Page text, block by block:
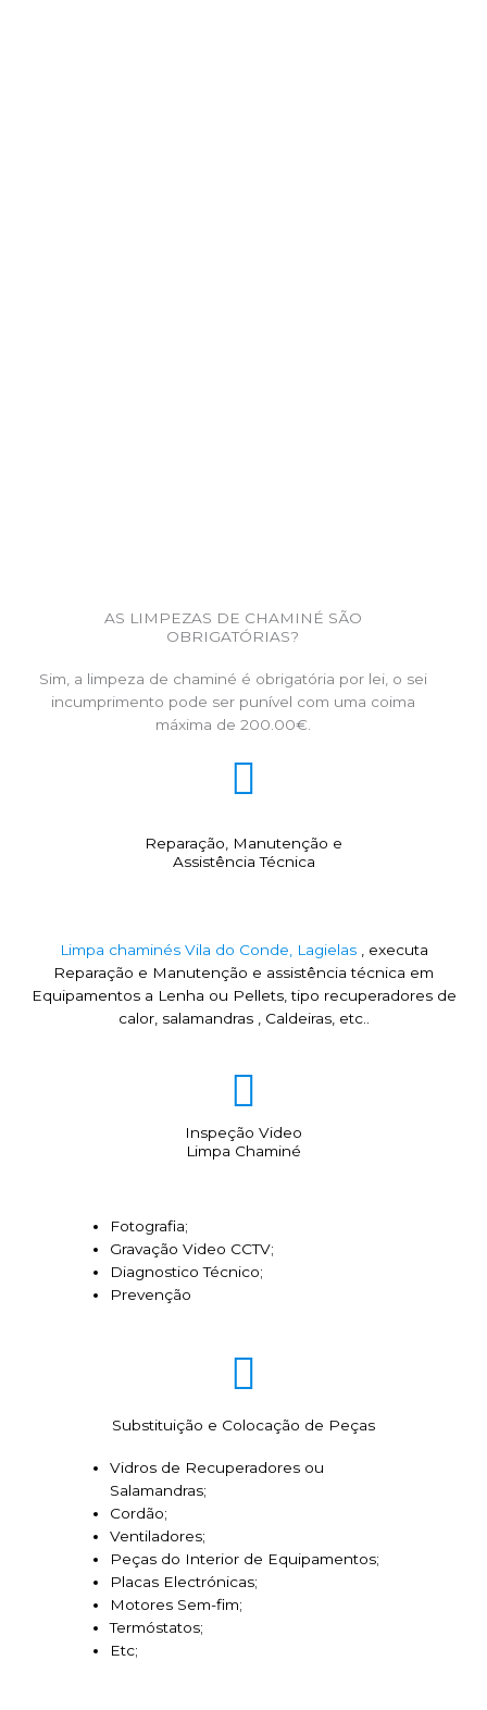
AS LIMPEZAS DE CHAMINÉ SÃO
OBRIGATÓRIAS?
Sim, a limpeza de chaminé é obrigatória por lei, o sei
incumprimento pode ser punível com uma coima
máxima de 200.00€.
Reparação, Manutenção e
Assistência Técnica
Limpa chaminés Vila do Conde, Lagielas , executa
Reparação e Manutenção e assistência técnica em
Equipamentos a Lenha ou Pellets, tipo recuperadores de
calor, salamandras , Caldeiras, etc..
Inspeção Video
Limpa Chaminé
Fotografia;
Gravação Video CCTV;
Diagnostico Técnico;
Prevenção
Substituição e Colocação de Peças
Vidros de Recuperadores ou
Salamandras;
Cordão;
Ventiladores;
Peças do Interior de Equipamentos;
Placas Electrónicas;
Motores Sem-fim;
Termóstatos;
Etc;